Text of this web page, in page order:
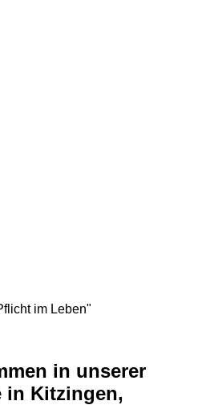
im Leben"
in unserer
in Kitzingen,